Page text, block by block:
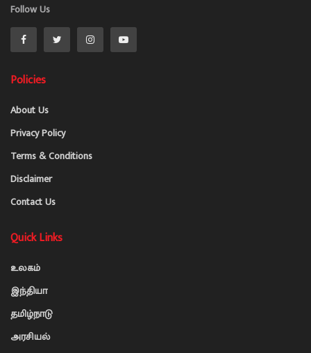
Follow Us
Policies
About Us
Privacy Policy
Terms & Conditions
Disclaimer
Contact Us
Quick Links
உலகம்
இந்தியா
தமிழ்நாடு
அரசியல்